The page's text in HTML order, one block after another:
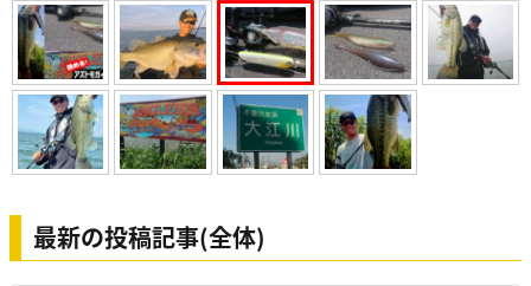
最新の投稿記事(全体)